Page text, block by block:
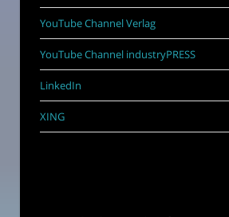
YouTube Channel Verlag
YouTube Channel industryPRESS
LinkedIn
XING